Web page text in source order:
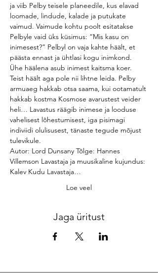
ja viib Pelby teisele planeedile, kus elavad
loomade, lindude, kalade ja putukate
vaimud. Vaimude kohtu poolt esitatakse
Pelbyle vaid üks küsimus: “Mis kasu on
inimesest?” Pelbyl on vaja kahte häält, et
päästa ennast ja ühtlasi kogu inimkond.
Ühe häälena asub inimest kaitsma koer.
Teist häält aga pole nii lihtne leida. Pelby
armuaeg hakkab otsa saama, kui ootamatult
hakkab kostma Kosmose avarustest veider
heli… Lavastus räägib inimese ja looduse
vahelisest lõhestumisest, iga pisimagi
indiviidi olulisusest, tänaste tegude mõjust
tulevikule.
Autor: Lord Dunsany Tõlge: Hannes
Villemson Lavastaja ja muusikaline kujundus:
Kalev Kudu Lavastaja…
Loe veel
Jaga üritust